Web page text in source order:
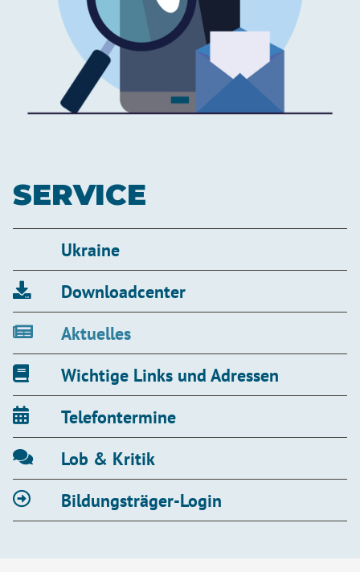
SERVICE
Ukraine
Downloadcenter
Aktuelles
Wichtige Links und Adressen
Telefontermine
Lob & Kritik
Bildungsträger-Login